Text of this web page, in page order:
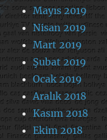
Mayıs 2019
Nisan 2019
Mart 2019
Şubat 2019
Ocak 2019
Aralık 2018
Kasım 2018
Ekim 2018